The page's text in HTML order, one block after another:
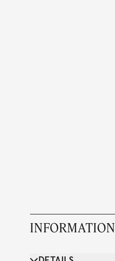
INFORMATION